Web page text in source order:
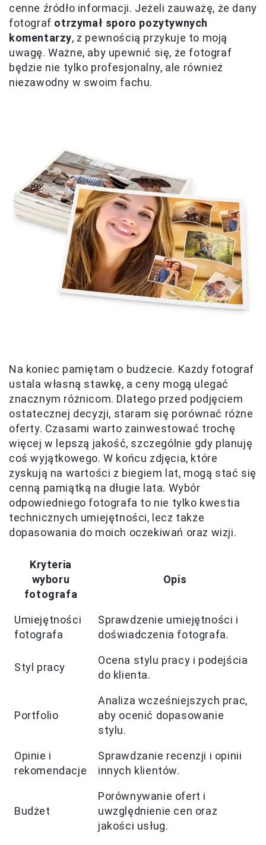
cenne źródło informacji. Jeżeli zauważę, że dany
fotograf otrzymał sporo pozytywnych
komentarzy, z pewnością przykuje to moją
uwagę. Ważne, aby upewnić się, że fotograf
będzie nie tylko profesjonalny, ale również
niezawodny w swoim fachu.
Na koniec pamiętam o budżecie. Każdy fotograf
ustala własną stawkę, a ceny mogą ulegać
znacznym różnicom. Dlatego przed podjęciem
ostatecznej decyzji, staram się porównać różne
oferty. Czasami warto zainwestować trochę
więcej w lepszą jakość, szczególnie gdy planuję
coś wyjątkowego. W końcu zdjęcia, które
zyskują na wartości z biegiem lat, mogą stać się
cenną pamiątką na długie lata. Wybór
odpowiedniego fotografa to nie tylko kwestia
technicznych umiejętności, lecz także
dopasowania do moich oczekiwań oraz wizji.
Kryteria
wyboru
fotografa
Opis
Umiejętności
fotografa
Sprawdzenie umiejętności i
doświadczenia fotografa.
Styl pracy
Ocena stylu pracy i podejścia
do klienta.
Portfolio
Analiza wcześniejszych prac,
aby ocenić dopasowanie
stylu.
Opinie i
rekomendacje
Sprawdzanie recenzji i opinii
innych klientów.
Budżet
Porównywanie ofert i
uwzględnienie cen oraz
jakości usług.